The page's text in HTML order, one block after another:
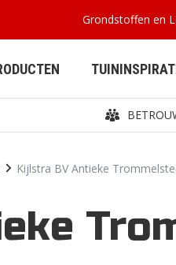
BETONPLATEN
Grondstoffen en
Kijlstra BV Antieke